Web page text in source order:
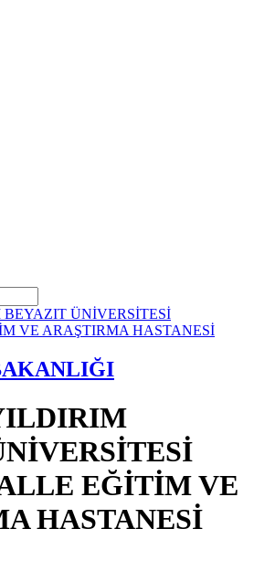
EĞİTİM VE
HASTANESİ